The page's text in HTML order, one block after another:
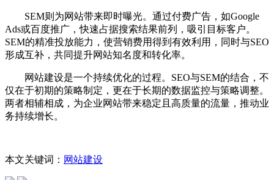
SEM则为网站带来即时曝光。通过付费广告，如Google
Ads或百度推广，快速占据搜索结果前列，吸引目标客户。
SEM的精准投放能力，使营销费用得到有效利用，同时与SEO
形成互补，共同提升网站知名度和转化率。
网站建设是一个持续优化的过程。SEO与SEM的结合，不
仅在于初期的策略制定，更在于长期的数据监控与策略调整。
两者相辅相成，为企业网站带来稳定且高质量的流量，推动业
务持续增长。
本文关键词： 网站建设